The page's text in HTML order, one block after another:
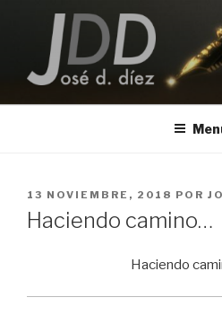
contenido
JOSE D. DIEZ
PUBLICADO
EL
13 NOVIEMBRE, 2018 POR
Haciendo camino…
Haciendo